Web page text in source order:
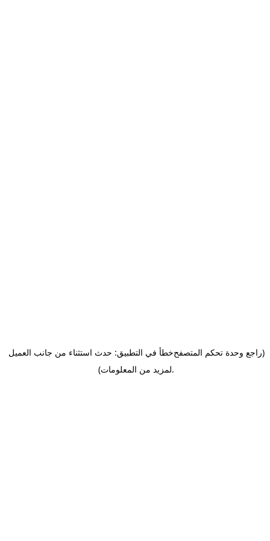
خطأ في التطبيق: حدث استثناء من جانب العميل(راجع وحدة تحكم المتصفح
لمزيد من المعلومات).